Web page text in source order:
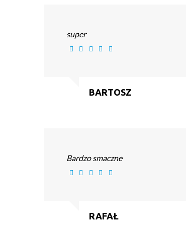
super
BARTOSZ
Bardzo smaczne
RAFAŁ